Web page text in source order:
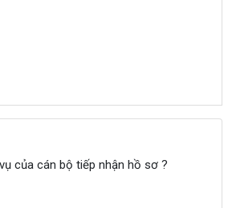
của cán bộ tiếp nhận hồ sơ ?